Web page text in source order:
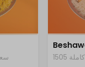
1505